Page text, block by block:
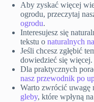
Aby zyskać więcej
ogrodu, przeczytaj
ogrodu.
Interesujesz się
tekstu o naturalnych
Jeśli chcesz zgłębić
dowiedzieć się więcej.
Dla praktycznych
nasz przewodnik po
Warto zwrócić uwagę
gleby, które wpłyną